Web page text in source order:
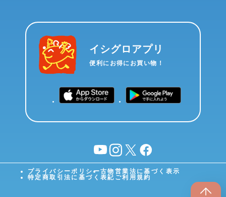
イシグロアプリ
便利にお得にお買い物！
YouTubeinstagram
X facebook
プライバシーポリシー古物営業法に基づく表示
特定商取引法に基づく表記 ご利用規約